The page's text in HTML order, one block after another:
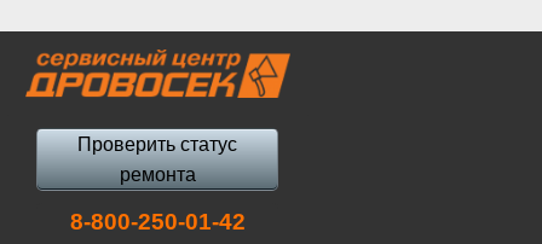
Проверить статус
ремонта
8-800-250-01-42